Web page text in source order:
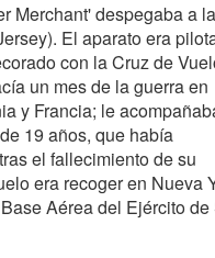
Merchant' despegaba a
El aparato era
con la Cruz de
un mes de la guerra en
y Francia; le
19 años, que había
el fallecimiento de su
era recoger en Nueva
Aérea del Ejército